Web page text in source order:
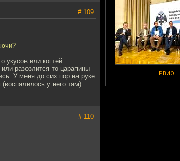
РВИО
# 109
укусов или когтей
разозлится то царапины
У меня до сих пор на руке
у него там).
# 110